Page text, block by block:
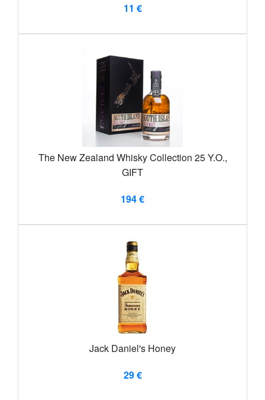
11 €
The New Zealand Whisky Collection 25 Y.O.,
GIFT
194 €
Jack Daniel's Honey
29 €